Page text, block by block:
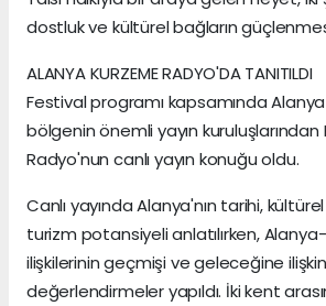
dostluk ve kültürel bağların
ALANYA KURZEME RADYO'DA TANITILDI
Festival programı kapsamında
bölgenin önemli yayın
Radyo'nun canlı yayın konuğu oldu.
Canlı yayında Alanya'nın tarihi,
turizm potansiyeli anlatılırken,
ilişkilerinin geçmişi ve geleceğine ilişkin
değerlendirmeler yapıldı. İki kent